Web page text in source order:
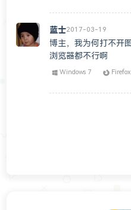
蓝士2017-03-19
博主，我为何打不开
浏览器都不行啊
Windows 7